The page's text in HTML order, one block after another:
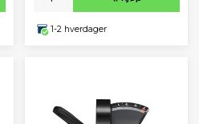
1-2 hverdager